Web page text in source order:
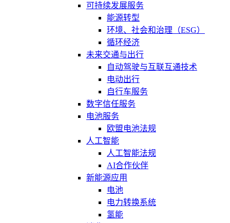
可持续发展服务
能源转型
环境、社会和治理（ESG）
循环经济
未来交通与出行
自动驾驶与互联互通技术
电动出行
自行车服务
数字信任服务
电池服务
欧盟电池法规
人工智能
人工智能法规
AI合作伙伴
新能源应用
电池
电力转换系统
氢能